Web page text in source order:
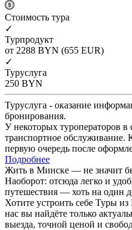
Cтоимость тура
✓
Турпродукт
от 2288 BYN (655 EUR)
✓
Туруслуга
250 BYN
Туруслуга - оказание
бронирования.
У некоторых туроператоров в
транспортное обслуживание.
первую очередь после
Подробнее
Жить в Минске — не значит
Наоборот: отсюда легко и
путешествия — хоть на один
Хотите устроить себе Туры
нас вы найдёте только
выезда, точной ценой и